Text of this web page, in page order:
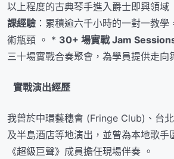
以上程度的古典琴手進入爵士即興領域
課經驗 ：累積逾六千小時的一對一教
術瓶頸 。 * 30+ 場實戰 Jam
三十場實戰合奏聚會，為學員提供走向
實戰演出經歷
我曾於中環藝穗會 (Fringe Club)、台
及半島酒店等地演出，並曾為本地歌
《超級巨聲》成員擔任現場伴奏 。